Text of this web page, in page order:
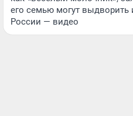
его семью могут выдворить
России — видео